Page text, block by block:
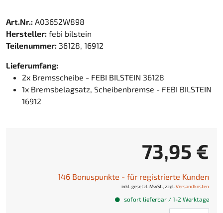
Art.Nr.: A03652W898
Hersteller: febi bilstein
Teilenummer: 36128, 16912
Lieferumfang:
2x Bremsscheibe - FEBI BILSTEIN 36128
1x Bremsbelagsatz, Scheibenbremse - FEBI BILSTEIN
16912
73,95 €
146 Bonuspunkte - für registrierte Kunden
inkl. gesetzl. MwSt., zzgl. Versandkosten
sofort lieferbar / 1-2 Werktage